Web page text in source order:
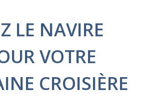
LE NAVIRE
VOTRE
CROISIÈRE